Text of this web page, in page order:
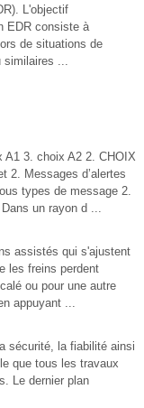
L'objectif
EDR consiste à
de situations de
similaires ...
A1 3. choix A2 2. CHOIX
2. Messages d’alertes
types de message 2.
un rayon d ...
assistés qui s'ajustent
les freins perdent
ou pour une autre
appuyant ...
sécurité, la fiabilité ainsi
que tous les travaux
Le dernier plan